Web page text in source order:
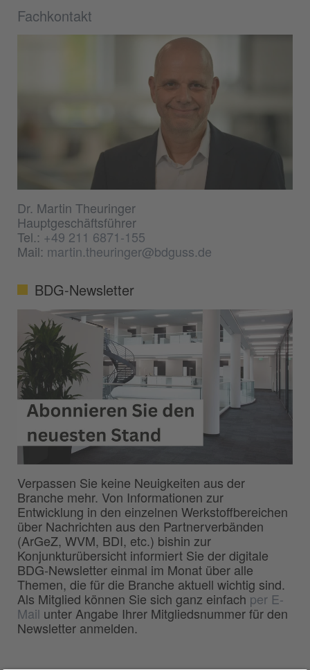
Fachkontakt
Dr. Martin Theuringer
Hauptgeschäftsführer
Tel.:+49 211 6871-155
Mail: martin.theuringer@bdguss.de
BDG-Newsletter
Verpassen Sie keine Neuigkeiten aus der
Branche mehr. Von Informationen zur
Entwicklung in den einzelnen Werkstoffbereichen
über Nachrichten aus den Partnerverbänden
(ArGeZ, WVM, BDI, etc.) bishin zur
Konjunkturübersicht informiert Sie der digitale
BDG-Newsletter einmal im Monat über alle
Themen, die für die Branche aktuell wichtig sind.
Als Mitglied können Sie sich ganz einfach per E-
Mail unter Angabe Ihrer Mitgliedsnummer für den
Newsletter anmelden.